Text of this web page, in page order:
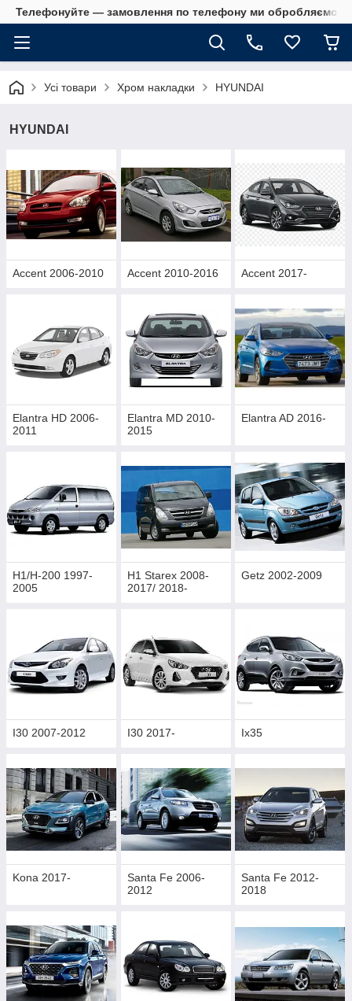
Телефонуйте — замовлення по телефону ми обробляємо в
Усі товари Хром накладки HYUNDAI
HYUNDAI
Accent 2006-2010 Accent 2010-2016 Accent 2017-
Elantra HD 2006-
2011
Elantra MD 2010-
2015
Elantra AD 2016-
H1/H-200 1997-
2005
H1 Starex 2008-
2017/ 2018-
Getz 2002-2009
I30 2007-2012 I30 2017- Ix35
Kona 2017-
Santa Fe 2006-
2012
Santa Fe 2012-
2018